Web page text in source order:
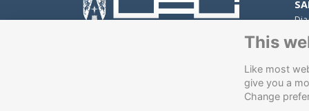
Av.
This
Like most
give you a
Change